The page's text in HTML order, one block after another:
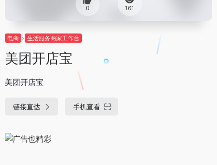
0 161
电商 生活服务商家工作台
美团开店宝
美团开店宝
链接直达 手机查看